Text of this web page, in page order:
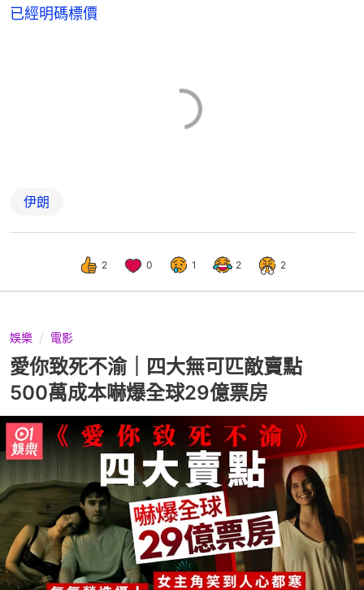
已經明碼標價
伊朗
2 0 1 2 2
娛樂 電影
愛你致死不渝｜四大無可匹敵賣點
500萬成本嚇爆全球29億票房